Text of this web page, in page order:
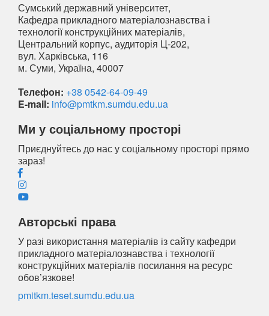
Сумський державний університет,
Кафедра прикладного матеріалознавства і
технології конструкційних матеріалів,
Центральний корпус, аудиторія Ц-202,
вул. Харківська, 116
м. Суми, Україна, 40007
Телефон: +38 0542-64-09-49
E-mail: info@pmtkm.sumdu.edu.ua
Ми у соціальному просторі
Приєднуйтесь до нас у соціальному просторі прямо
зараз!
Авторські права
У разі використання матеріалів із сайту кафедри
прикладного матеріалознавства і технології
конструкційних матеріалів посилання на ресурс
обов’язкове!
pmitkm.teset.sumdu.edu.ua